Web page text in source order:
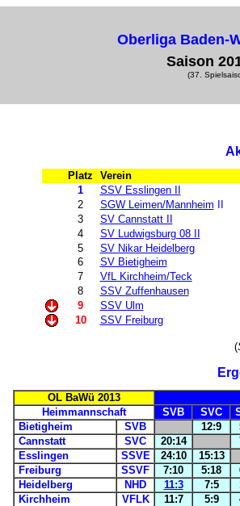
Oberliga Baden-
Saison
(37.
Platz
Verein
1
SSV Esslingen II
2
SGW Leimen/Mannheim
3
SV Cannstatt II
4
SV Ludwigsburg 08 II
5
SV Nikar Heidelberg
6
SV Bietigheim
7
VfL Kirchheim/Teck
8
SSV Zuffenhausen
9
SSV Ulm
10
SSV Freiburg
(
OL BaWü 2013
Heimmannschaft
SVB SVC
Bietigheim
SVB 12:9
Cannstatt
SVC 20:14
Esslingen
SSVE 24:10
15:13
Freiburg
SSVF 7:10 5:18
Heidelberg
NHD 11:3 7:5
Kirchheim
VFLK 11:7 5:9